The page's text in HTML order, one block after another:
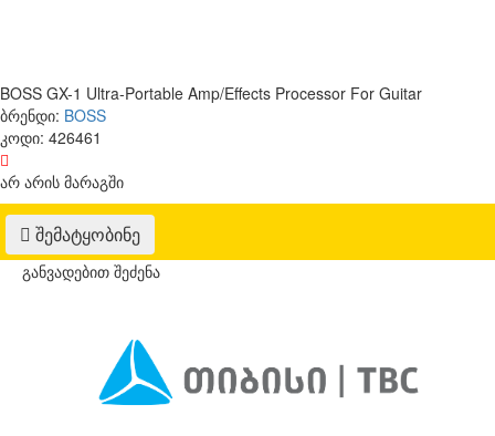
BOSS GX-1 Ultra-Portable Amp/Effects Processor For Guitar
ბრენდი: BOSS
კოდი: 426461
არ არის მარაგში
შემატყობინე
განვადებით შეძენა